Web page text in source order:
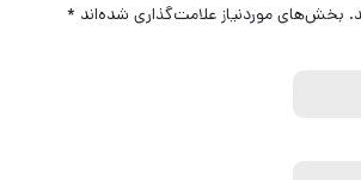
بخش‌های موردنیاز علامت‌گذاری شده‌اند *